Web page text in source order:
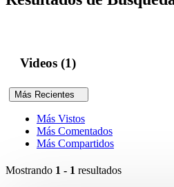
Videos (1)
Más Recientes
Más Vistos
Más Comentados
Más Compartidos
Mostrando 1 - 1 resultados